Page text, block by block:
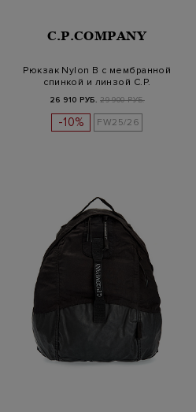
C.P.COMPANY
Рюкзак Nylon B с мембранной
спинкой и линзой C.P.
26 910 РУБ. 29 900 РУБ.
-10% FW25/26